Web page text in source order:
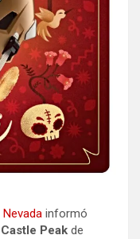
informó
Peak de